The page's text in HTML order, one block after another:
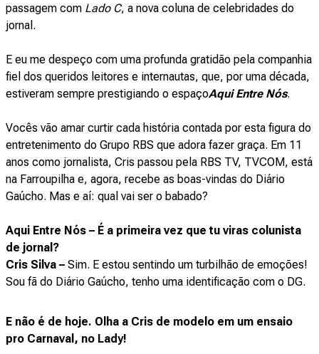
passagem com Lado C, a nova coluna de celebridades do
jornal.
E eu me despeço com uma profunda gratidão pela companhia
fiel dos queridos leitores e internautas, que, por uma década,
estiveram sempre prestigiando o espaçoAqui Entre Nós.
Vocês vão amar curtir cada história contada por esta figura do
entretenimento do Grupo RBS que adora fazer graça. Em 11
anos como jornalista, Cris passou pela RBS TV, TVCOM, está
na Farroupilha e, agora, recebe as boas-vindas do Diário
Gaúcho. Mas e aí: qual vai ser o babado?
Aqui Entre Nós – É a primeira vez que tu viras colunista
de jornal?
Cris Silva – Sim. E estou sentindo um turbilhão de emoções!
Sou fã do Diário Gaúcho, tenho uma identificação com o DG.
E não é de hoje. Olha a Cris de modelo em um ensaio
pro Carnaval, no Lady!